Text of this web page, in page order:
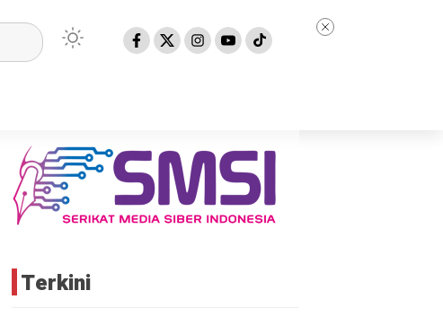
Terkini